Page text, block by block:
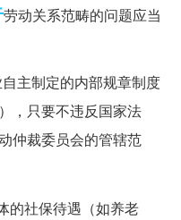
劳动关系范畴的问题应当
主制定的内部规章制度
，只要不违反国家法
仲裁委员会的管辖范
的社保待遇（如养老